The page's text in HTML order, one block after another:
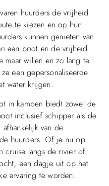
huurders de vrijheid
te kiezen en op hun
kunnen genieten van
een boot en de vrijheid
maar willen en zo lang te
een gepersonaliseerde
water krijgen.
in kampen biedt zowel de
inclusief schipper als de
van de
huurders. Of je nu op
cruise langs de rivier of
een dagje uit op het
ervaring te worden.